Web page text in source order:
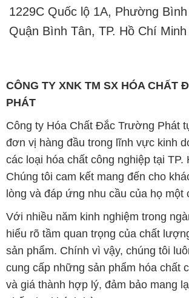
1229C Quốc lộ 1A, Phường
Quận Bình Tân, TP. Hồ Chí Minh
CÔNG TY XNK TM SX HÓA CHẤT
PHÁT
Công ty Hóa Chất Đắc Trường Phát
đơn vị hàng đầu trong lĩnh vực kinh
các loại hóa chất công nghiệp tại TP.
Chúng tôi cam kết mang đến cho
lòng và đáp ứng nhu cầu của họ một
Với nhiều năm kinh nghiệm trong
hiểu rõ tầm quan trọng của chất
sản phẩm. Chính vì vậy, chúng tôi
cung cấp những sản phẩm hóa chất
và giá thành hợp lý, đảm bảo mang